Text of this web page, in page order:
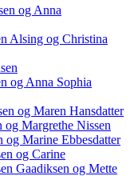
og Anna
Alsing og Christina
og Anna Sophia
og Maren Hansdatter
og Margrethe Nissen
og Marine Ebbesdatter
og Carine
Gaadiksen og Mette